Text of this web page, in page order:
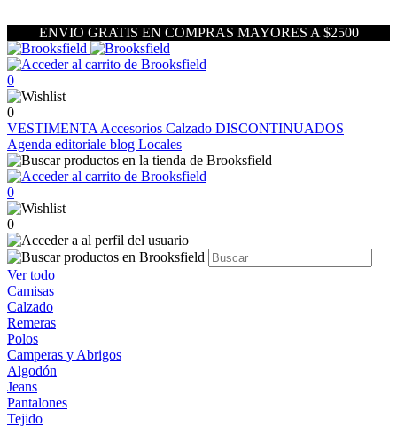
ENVIO GRATIS EN COMPRAS MAYORES A $2500
0
0
VESTIMENTA Accesorios Calzado DISCONTINUADOS
Agenda editoriale blog Locales
0
0
Ver todo
Camisas
Calzado
Remeras
Polos
Camperas y Abrigos
Algodón
Jeans
Pantalones
Tejido